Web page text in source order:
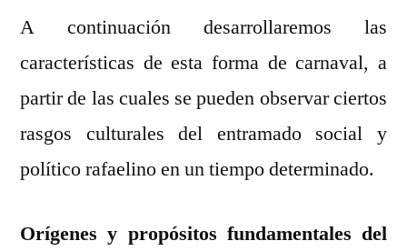
A continuación desarrollaremos las
características de esta forma de carnaval, a
partir de las cuales se pueden observar ciertos
rasgos culturales del entramado social y
político rafaelino en un tiempo determinado.
Orígenes y propósitos fundamentales del